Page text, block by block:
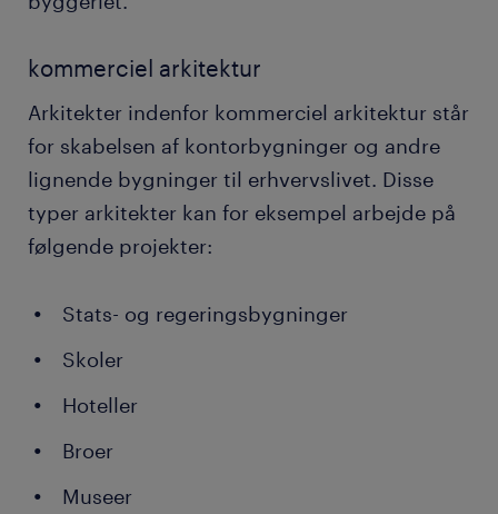
kommerciel arkitektur
Arkitekter indenfor kommerciel arkitektur står
for skabelsen af kontorbygninger og andre
lignende bygninger til erhvervslivet. Disse
typer arkitekter kan for eksempel arbejde på
følgende projekter:
Stats- og regeringsbygninger
Skoler
Hoteller
Broer
Museer